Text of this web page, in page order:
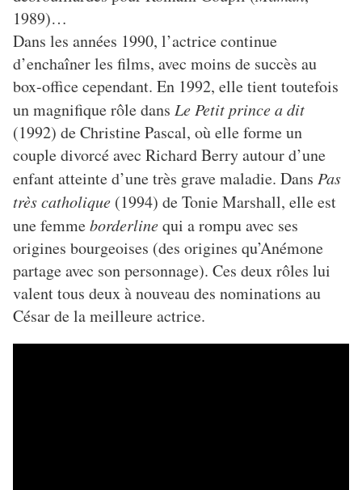
1989)…
Dans les années 1990, l’actrice continue
d’enchaîner les films, avec moins de succès au
box-office cependant. En 1992, elle tient toutefois
un magnifique rôle dans Le Petit prince a dit
(1992) de Christine Pascal, où elle forme un
couple divorcé avec Richard Berry autour d’une
enfant atteinte d’une très grave maladie. Dans Pas
très catholique (1994) de Tonie Marshall, elle est
une femmeborderlinequi a rompu avec ses
origines bourgeoises (des origines qu’Anémone
partage avec son personnage). Ces deux rôles lui
valent tous deux à nouveau des nominations au
César de la meilleure actrice.